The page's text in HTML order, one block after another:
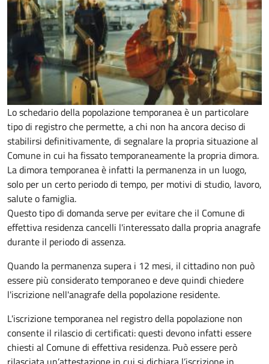
Lo schedario della popolazione temporanea è un particolare
tipo di registro che permette, a chi non ha ancora deciso di
stabilirsi definitivamente, di segnalare la propria situazione al
Comune in cui ha fissato temporaneamente la propria dimora.
La dimora temporanea è infatti la permanenza in un luogo,
solo per un certo periodo di tempo, per motivi di studio, lavoro,
salute o famiglia.
Questo tipo di domanda serve per evitare che il Comune di
effettiva residenza cancelli l'interessato dalla propria anagrafe
durante il periodo di assenza.
Quando la permanenza supera i 12 mesi, il cittadino non può
essere più considerato temporaneo e deve quindi chiedere
l'iscrizione nell'anagrafe della popolazione residente.
L'iscrizione temporanea nel registro della popolazione non
consente il rilascio di certificati: questi devono infatti essere
chiesti al Comune di effettiva residenza. Può essere però